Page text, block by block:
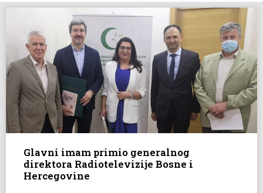
Glavni imam primio generalnog
direktora Radiotelevizije Bosne i
Hercegovine